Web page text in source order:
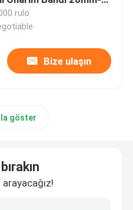
rulo
Bize ulaşın
göster
arayacağız!